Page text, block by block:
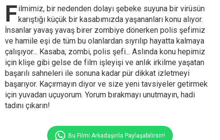
Filmimiz, bir nedenden dolayı şebeke suyuna bir virüsün
karıştığı küçük bir kasabımızda yaşananları konu alıyor.
İnsanlar yavaş yavaş birer zombiye dönerken polis şefimiz
ve hamile eşi de tüm bu olanlardan sıyrılıp hayatta kalmaya
çalışıyor... Kasaba, zombi, polis şefi... Aslında konu hepimiz
için klişe gibi gelse de film işleyişi ve anlık irkilme yaşatan
başarılı sahneleri ile sonuna kadar pür dikkat izletmeyi
başarıyor. Kaçırmayın diyor ve size yeni tavsiyeler getirmek
için yuvadan uçuyorum. Yorum bırakmayı unutmayın, hadi
tadını çıkarın!
Bu Filmi Arkadaşınla Paylaşabilirsin!